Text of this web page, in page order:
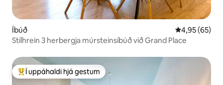
Íbúð 4,95 af 5 í
4,95 (65)
Stílhrein 3 herbergja múrsteinsíbúð við Grand Place
Í mestu uppáhaldi hjá gestum
Í uppáhaldi hjá gestum